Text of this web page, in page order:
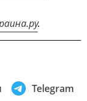
.
Telegram